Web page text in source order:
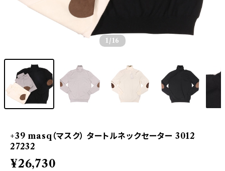
1 /16
+39 masq（マスク） タートルネックセーター 3012
27232
¥26,730